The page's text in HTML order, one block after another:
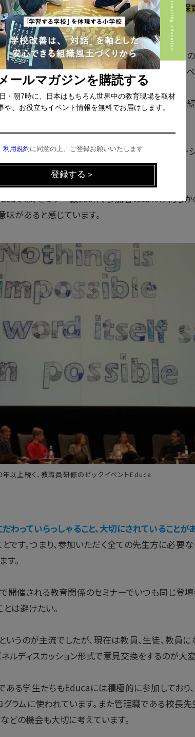
員のための研修プログラムとしてスタートし、
加できる場を目指しました。
日間の研修が義務づけられていますが、Educa
るよう配慮され、当初より教職員研修のビックイ
、展示は会場側が、そしてプログラム内容は引き
マのセミナーは人気で、現在も常に5つのステ
では、セミナー数250件、参加者の95％が何ら
味があると感じています。
年以上続く、教職員研修のビックイベントEduca
わっていらっしゃること、大切にされていることが
です。つまり、参加いただく全ての先生方に必要
。
開催される教育関係のセミナーでいつも同じ登
は避けたい。
うのが主流でしたが、現在は教員、生徒、教員
ルディスカッション形式で意見交換をするのが大変
る学生たちもEducaには積極的に参加しており
グラムに使われています。また管理職である校長
どの機会も大切に考えています。
ールマガジンを購読する
・朝7時に、日本はもちろん世界中の教育現場を取材
や、お役立ちイベント情報を無料でお届けします。
利用規約に同意の上、ご登録お願いいたします